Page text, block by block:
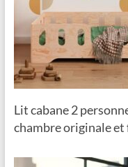
Lit cabane 2
chambre originale